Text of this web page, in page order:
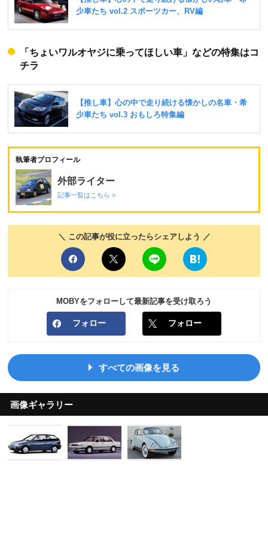
「ちょいワルオヤジに乗ってほしい車」などの特集はコ
チラ
執筆者プロフィール
外部ライター
記事一覧はこちら >
＼ この記事が役に立ったらシェアしよう ／
MOBYをフォローして最新記事を受け取ろう
フォロー フォロー
すべての画像を見る
画像ギャラリー